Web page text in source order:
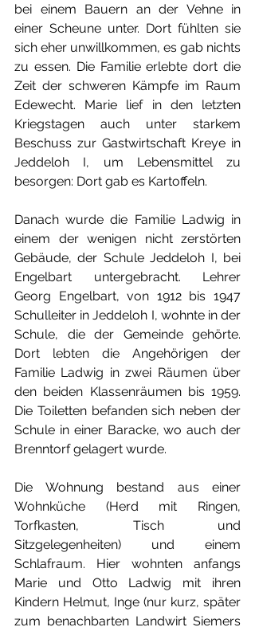
bei einem Bauern an der Vehne in
einer Scheune unter. Dort fühlten sie
sich eher unwillkommen, es gab nichts
zu essen. Die Familie erlebte dort die
Zeit der schweren Kämpfe im Raum
Edewecht. Marie lief in den letzten
Kriegstagen auch unter starkem
Beschuss zur Gastwirtschaft Kreye in
Jeddeloh I, um Lebensmittel zu
besorgen: Dort gab es Kartoffeln.
Danach wurde die Familie Ladwig in
einem der wenigen nicht zerstörten
Gebäude, der Schule Jeddeloh I, bei
Engelbart untergebracht. Lehrer
Georg Engelbart, von 1912 bis 1947
Schulleiter in Jeddeloh I, wohnte in der
Schule, die der Gemeinde gehörte.
Dort lebten die Angehörigen der
Familie Ladwig in zwei Räumen über
den beiden Klassenräumen bis 1959.
Die Toiletten befanden sich neben der
Schule in einer Baracke, wo auch der
Brenntorf gelagert wurde.
Die Wohnung bestand aus einer
Wohnküche (Herd mit Ringen,
Torfkasten, Tisch und
Sitzgelegenheiten) und einem
Schlafraum. Hier wohnten anfangs
Marie und Otto Ladwig mit ihren
Kindern Helmut, Inge (nur kurz, später
zum benachbarten Landwirt Siemers